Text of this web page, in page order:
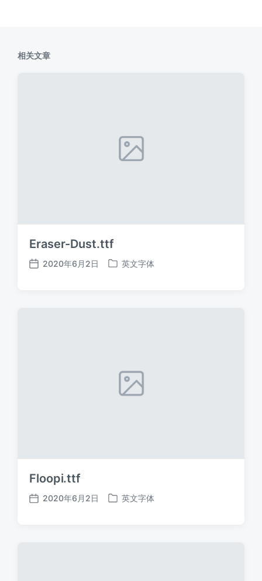
相关文章
Eraser-Dust.ttf
发
2020年6月2日
发
英文字体
Floopi.ttf
发
2020年6月2日
发
英文字体